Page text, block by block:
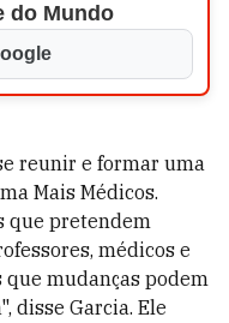
do Mundo
reunir e formar uma
Mais Médicos.
que pretendem
médicos e
mudanças podem
disse Garcia. Ele